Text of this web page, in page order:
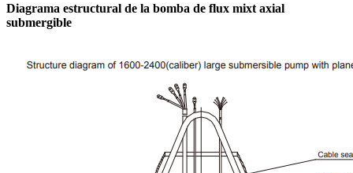
Diagrama estructural de la bomba de flux mixt axial
submergible